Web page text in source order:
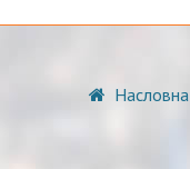
Насловна